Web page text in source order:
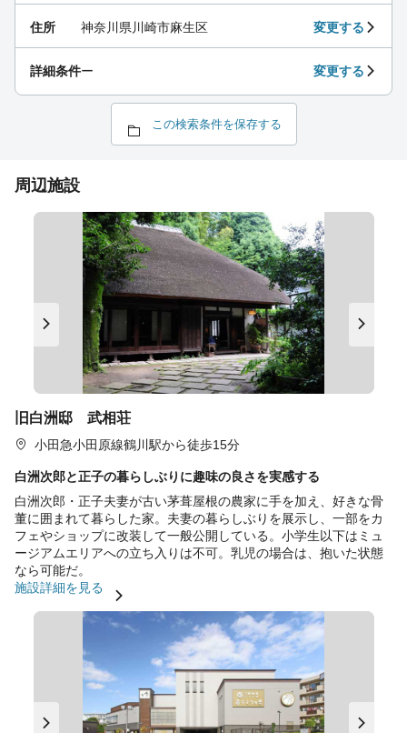
住所 神奈川県川崎市麻生区 変更する
詳細条件ー 変更する
この検索条件を保存する
周辺施設
旧白洲邸 武相荘
小田急小田原線鶴川駅から徒歩15分
白洲次郎と正子の暮らしぶりに趣味の良さを実感する
白洲次郎・正子夫妻が古い茅葺屋根の農家に手を加え、好きな骨
董に囲まれて暮らした家。夫妻の暮らしぶりを展示し、一部をカ
フェやショップに改装して一般公開している。小学生以下はミュ
ージアムエリアへの立ち入りは不可。乳児の場合は、抱いた状態
なら可能だ。
施設詳細を見る